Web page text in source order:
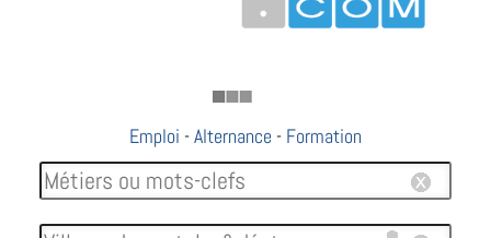
183
Emploi -Alternance - Formation